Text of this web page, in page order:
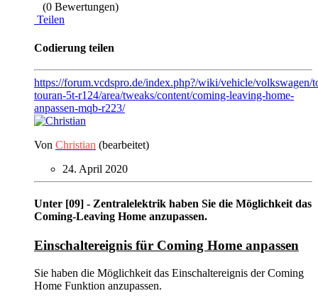
(0 Bewertungen)
Teilen
Codierung teilen
https://forum.vcdspro.de/index.php?/wiki/vehicle/volkswagen/
touran-5t-r124/area/tweaks/content/coming-leaving-home-
anpassen-mqb-r223/
Von Christian (bearbeitet)
24. April 2020
Unter [09] - Zentralelektrik haben Sie die Möglichkeit das
Coming-Leaving Home anzupassen.
Einschaltereignis für Coming Home anpassen
Sie haben die Möglichkeit das Einschaltereignis der Coming
Home Funktion anzupassen.